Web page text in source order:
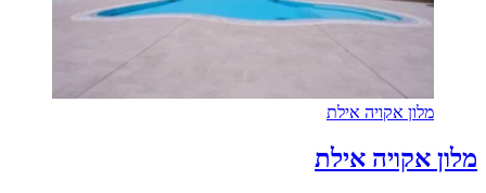
מלון אקויה אילת
מלון אקויה אילת